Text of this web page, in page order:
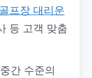
골프장 대리운
등 고객 맞춤
간 수준의